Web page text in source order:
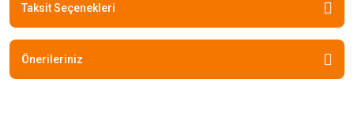
Taksit Seçenekleri
Önerileriniz